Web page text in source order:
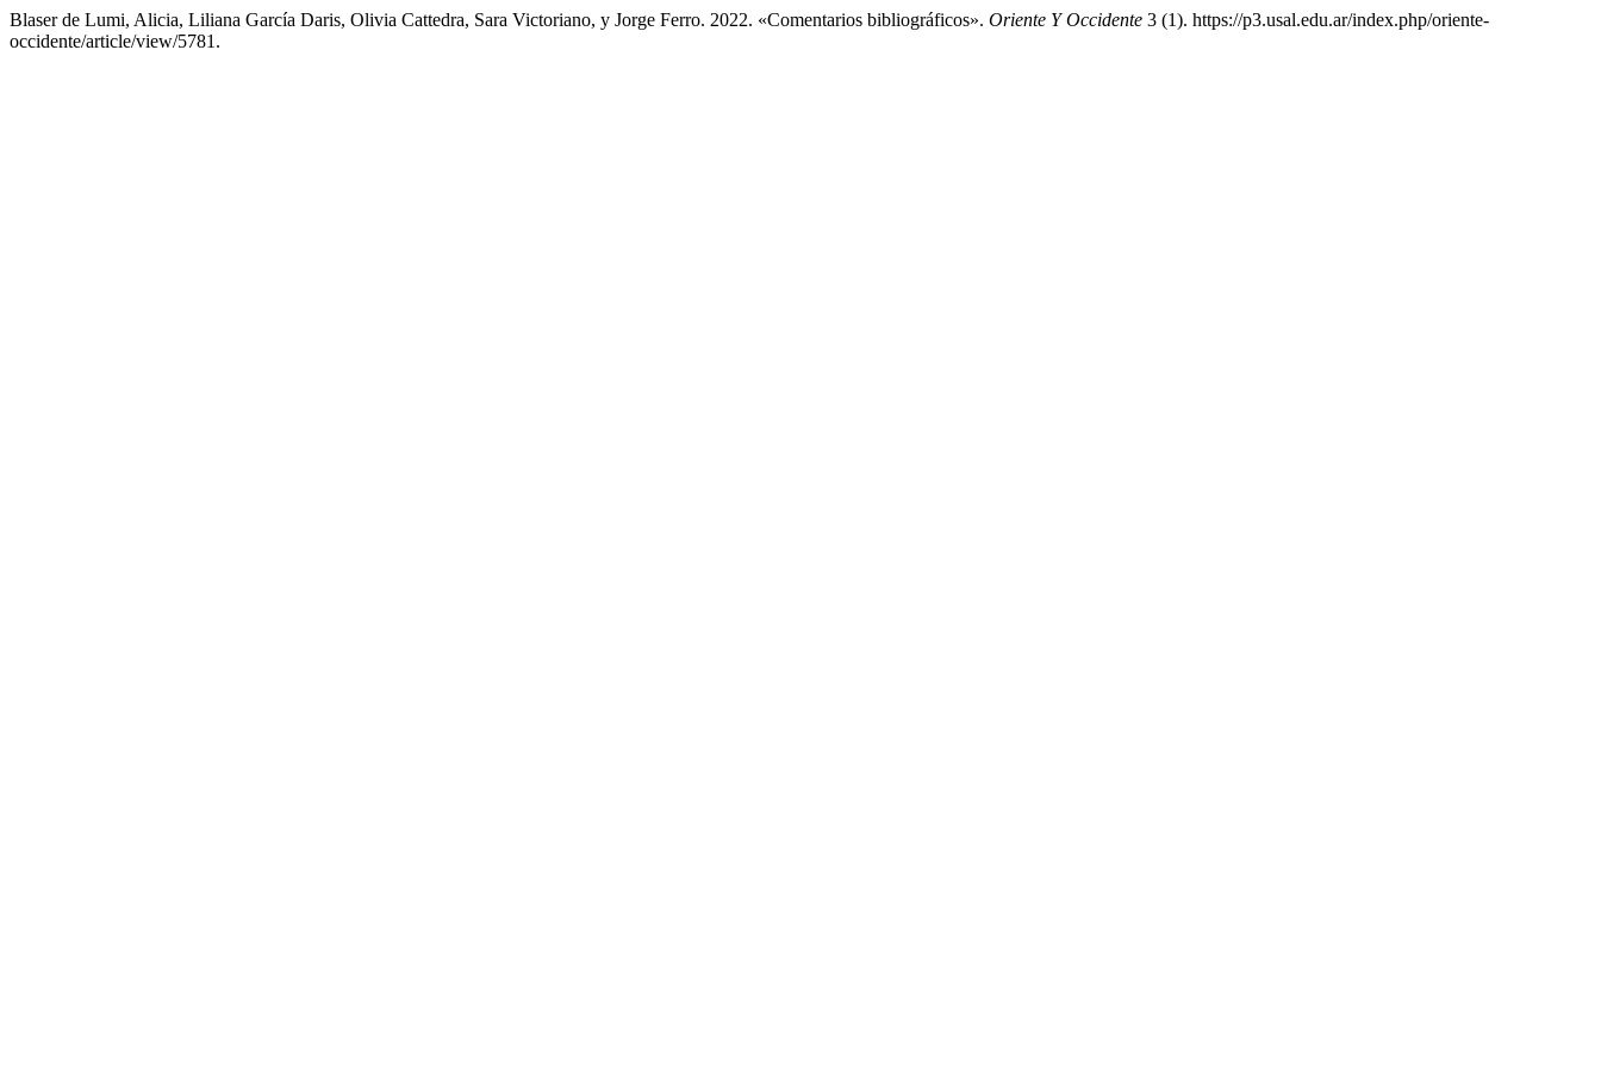
Blaser de Lumi, Alicia, Liliana García Daris, Olivia Cattedra, Sara Victoriano, y Jorge Ferro. 2022. «Comentarios bibliográficos». Oriente Y Occidente 3 (1). https://p3.usal.edu.ar/index.php/oriente-
occidente/article/view/5781.